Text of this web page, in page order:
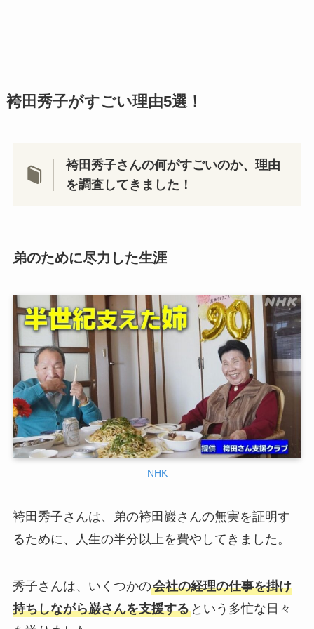
袴田秀子がすごい理由5選！
袴田秀子さんの何がすごいのか、理由
を調査してきました！
弟のために尽力した生涯
NHK
袴田秀子さんは、弟の袴田巖さんの無実を証明す
るために、人生の半分以上を費やしてきました。
秀子さんは、いくつかの会社の経理の仕事を掛け
持ちしながら巌さんを支援するという多忙な日々